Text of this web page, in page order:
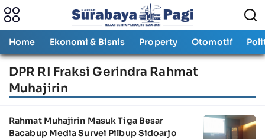
Home Ekonomi & Bisnis Property Otomotif
DPR RI Fraksi Gerindra Rahmat
Muhajirin
Rahmat Muhajirin Masuk Tiga Besar
Bacabup Media Survei Pilbup Sidoarjo